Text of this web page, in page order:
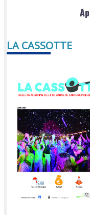
LA CASSOTTE